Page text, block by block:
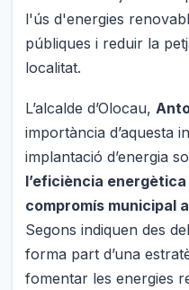
l'ús d'energies
públiques i reduir la
localitat.
L’alcalde d’Olocau,
importància d’aquesta
implantació d’energia
l’eficiència
compromís municipal
Segons indiquen des
forma part d’una
fomentar les energies